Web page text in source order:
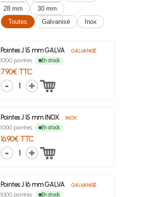
28 mm
30 mm
Toutes Galvanisé Inox
Pointes J 15 mm GALVA GALVANISÉ
1000 pointes En stock
7.90€ TTC
1
Pointes J 15 mm INOX INOX
1000 pointes En stock
16.90€ TTC
1
Pointes J 16 mm GALVA GALVANISÉ
1000 pointes En stock